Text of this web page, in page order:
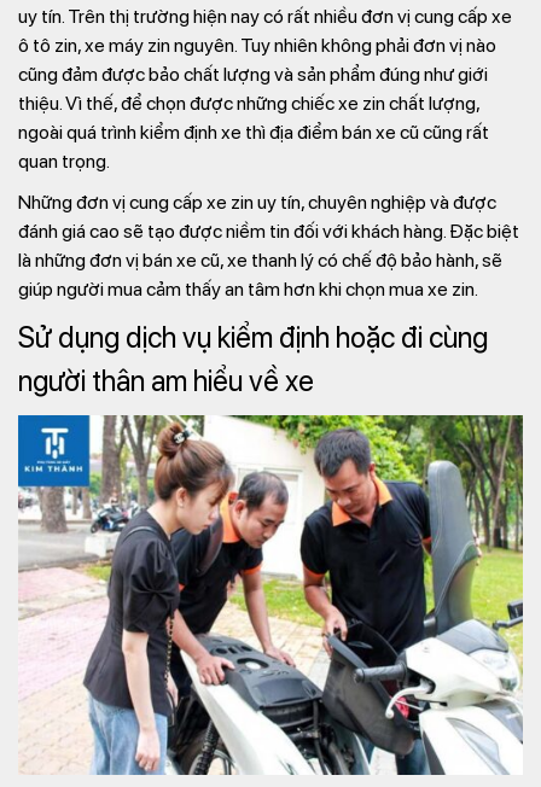
uy tín. Trên thị trường hiện nay có rất nhiều đơn vị cung cấp xe
ô tô zin, xe máy zin nguyên. Tuy nhiên không phải đơn vị nào
cũng đảm được bảo chất lượng và sản phẩm đúng như giới
thiệu. Vì thế, để chọn được những chiếc xe zin chất lượng,
ngoài quá trình kiểm định xe thì địa điểm bán xe cũ cũng rất
quan trọng.
Những đơn vị cung cấp xe zin uy tín, chuyên nghiệp và được
đánh giá cao sẽ tạo được niềm tin đối với khách hàng. Đặc biệt
là những đơn vị bán xe cũ, xe thanh lý có chế độ bảo hành, sẽ
giúp người mua cảm thấy an tâm hơn khi chọn mua xe zin.
Sử dụng dịch vụ kiểm định hoặc đi cùng
người thân am hiểu về xe